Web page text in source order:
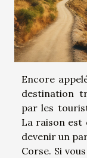
Encore
destination
par les
La raison est
devenir un
Corse. Si